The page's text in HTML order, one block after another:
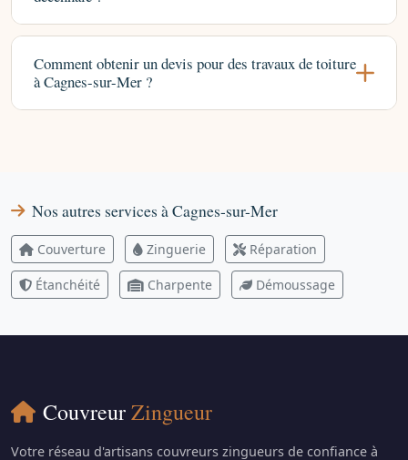
Comment obtenir un devis pour des travaux de toiture
à Cagnes-sur-Mer ?
Nos autres services à Cagnes-sur-Mer
Couverture Zinguerie Réparation
Étanchéité Charpente Démoussage
CouvreurZingueur
Votre réseau d'artisans couvreurs zingueurs de confiance à